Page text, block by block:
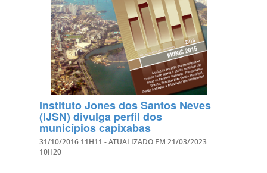
Instituto Jones dos Santos Neves
(IJSN) divulga perfil dos
municípios capixabas
31/10/2016 11H11 - ATUALIZADO EM 21/03/2023
10H20